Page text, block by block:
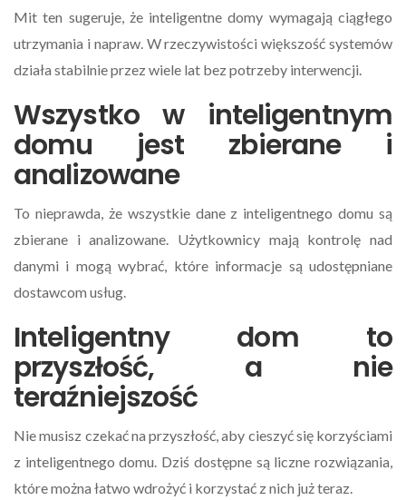
Mit ten sugeruje, że inteligentne domy wymagają ciągłego
utrzymania i napraw. W rzeczywistości większość systemów
działa stabilnie przez wiele lat bez potrzeby interwencji.
Wszystko w inteligentnym
domu jest zbierane i
analizowane
To nieprawda, że wszystkie dane z inteligentnego domu są
zbierane i analizowane. Użytkownicy mają kontrolę nad
danymi i mogą wybrać, które informacje są udostępniane
dostawcom usług.
Inteligentny dom to
przyszłość, a nie
teraźniejszość
Nie musisz czekać na przyszłość, aby cieszyć się korzyściami
z inteligentnego domu. Dziś dostępne są liczne rozwiązania,
które można łatwo wdrożyć i korzystać z nich już teraz.